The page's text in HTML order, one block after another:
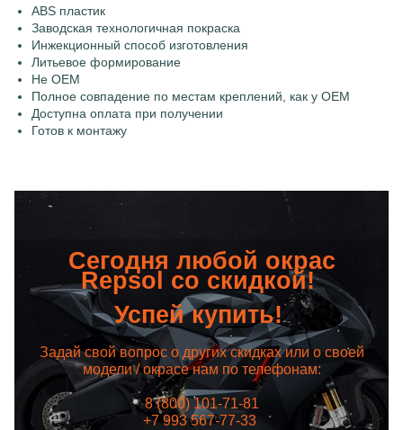
ABS пластик
Заводская технологичная покраска
Инжекционный способ изготовления
Литьевое формирование
Не OEM
Полное совпадение по местам креплений, как у OEM
Доступна оплата при получении
Готов к монтажу
Сегодня любой окрас
Repsol со скидкой!
Успей купить!
Задай свой вопрос о других скидках или о своей
модели / окрасе нам по телефонам:
8 (800) 101-71-81
+7 993 567-77-33